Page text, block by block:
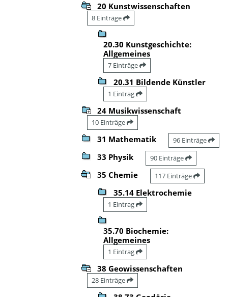
20 Kunstwissenschaften
8 Einträge
20.30 Kunstgeschichte:
Allgemeines
7 Einträge
20.31 Bildende Künstler
1 Eintrag
24 Musikwissenschaft
10 Einträge
31 Mathematik 96 Einträge
33 Physik 90 Einträge
35 Chemie 117 Einträge
35.14 Elektrochemie
1 Eintrag
35.70 Biochemie:
Allgemeines
1 Eintrag
38 Geowissenschaften
28 Einträge